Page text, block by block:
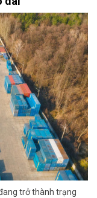
trở thành trạng